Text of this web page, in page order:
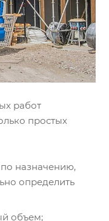
работ
простых
назначению,
определить
объем;